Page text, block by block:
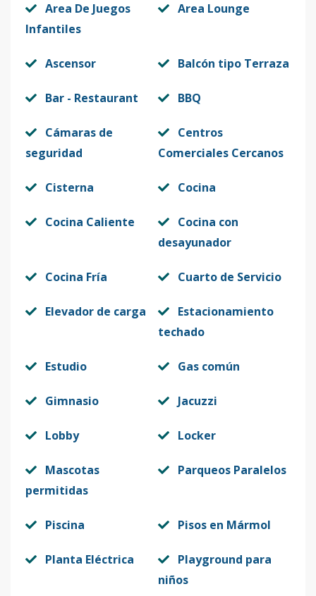
Area De Juegos
Infantiles
Area Lounge
Ascensor Balcón tipo Terraza
Bar - Restaurant BBQ
Cámaras de
seguridad
Centros
Comerciales Cercanos
Cisterna Cocina
Cocina Caliente
Cocina con
desayunador
Cocina Fría Cuarto de Servicio
Elevador de carga
Estacionamiento
techado
Estudio Gas común
Gimnasio Jacuzzi
Lobby Locker
Mascotas
permitidas
Parqueos Paralelos
Piscina Pisos en Mármol
Planta Eléctrica
Playground para
niños